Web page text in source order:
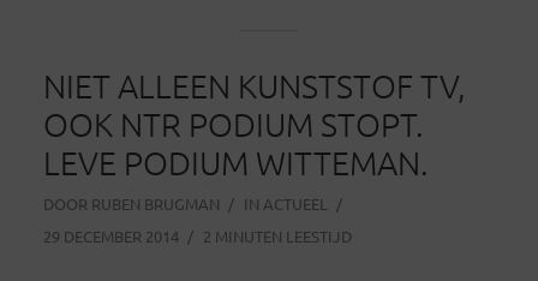
NIET ALLEEN KUNSTSTOF TV,
OOK NTR PODIUM STOPT.
LEVE PODIUM WITTEMAN.
DOOR RUBEN BRUGMAN IN ACTUEEL
29 DECEMBER 2014
2 MINUTEN LEESTIJD